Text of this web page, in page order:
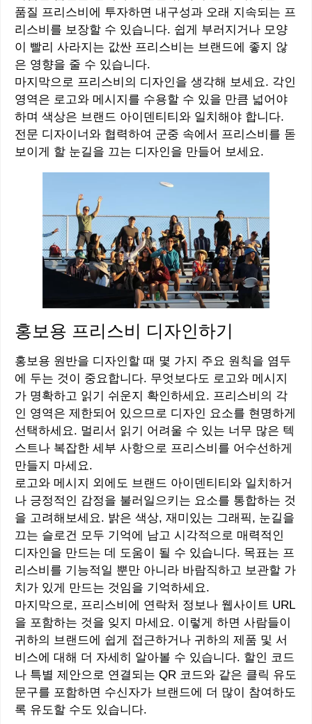
품질 프리스비에 투자하면 내구성과 오래 지속되는 프
리스비를 보장할 수 있습니다. 쉽게 부러지거나 모양
이 빨리 사라지는 값싼 프리스비는 브랜드에 좋지 않
은 영향을 줄 수 있습니다.
마지막으로 프리스비의 디자인을 생각해 보세요. 각인
영역은 로고와 메시지를 수용할 수 있을 만큼 넓어야
하며 색상은 브랜드 아이덴티티와 일치해야 합니다.
전문 디자이너와 협력하여 군중 속에서 프리스비를 돋
보이게 할 눈길을 끄는 디자인을 만들어 보세요.
홍보용 프리스비 디자인하기
홍보용 원반을 디자인할 때 몇 가지 주요 원칙을 염두
에 두는 것이 중요합니다. 무엇보다도 로고와 메시지
가 명확하고 읽기 쉬운지 확인하세요. 프리스비의 각
인 영역은 제한되어 있으므로 디자인 요소를 현명하게
선택하세요. 멀리서 읽기 어려울 수 있는 너무 많은 텍
스트나 복잡한 세부 사항으로 프리스비를 어수선하게
만들지 마세요.
로고와 메시지 외에도 브랜드 아이덴티티와 일치하거
나 긍정적인 감정을 불러일으키는 요소를 통합하는 것
을 고려해보세요. 밝은 색상, 재미있는 그래픽, 눈길을
끄는 슬로건 모두 기억에 남고 시각적으로 매력적인
디자인을 만드는 데 도움이 될 수 있습니다. 목표는 프
리스비를 기능적일 뿐만 아니라 바람직하고 보관할 가
치가 있게 만드는 것임을 기억하세요.
마지막으로, 프리스비에 연락처 정보나 웹사이트 URL
을 포함하는 것을 잊지 마세요. 이렇게 하면 사람들이
귀하의 브랜드에 쉽게 접근하거나 귀하의 제품 및 서
비스에 대해 더 자세히 알아볼 수 있습니다. 할인 코드
나 특별 제안으로 연결되는 QR 코드와 같은 클릭 유도
문구를 포함하면 수신자가 브랜드에 더 많이 참여하도
록 유도할 수도 있습니다.